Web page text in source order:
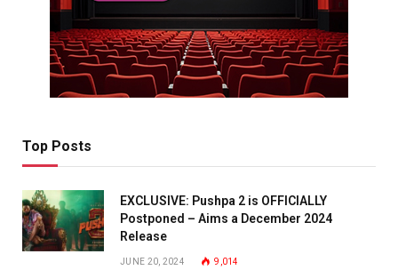
Top Posts
EXCLUSIVE: Pushpa 2 is OFFICIALLY
Postponed – Aims a December 2024
Release
JUNE 20, 2024 9,014